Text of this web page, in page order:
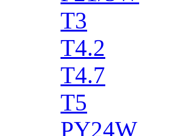
T3
T4.2
T4.7
T5
PY24W